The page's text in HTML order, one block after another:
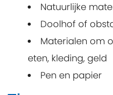
Natuurlijke
Doolhof of
Materialen om
eten, kleding, geld
Pen en papier